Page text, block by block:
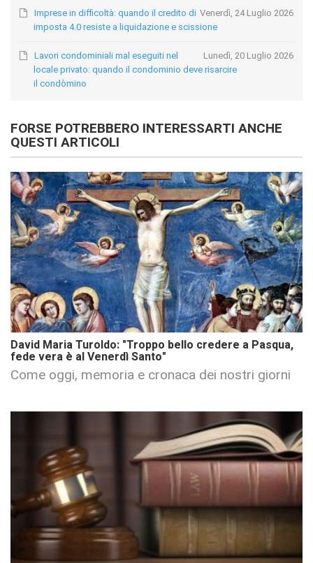
Venerdì, 24 Luglio 2026
Imprese in difficoltà: quando il credito di
imposta 4.0 resiste a liquidazione e scissione
Lunedì, 20 Luglio 2026
Lavori condominiali mal eseguiti nel
locale privato: quando il condominio deve risarcire
il condòmino
FORSE POTREBBERO INTERESSARTI ANCHE
QUESTI ARTICOLI
David Maria Turoldo: "Troppo bello credere a Pasqua,
fede vera è al Venerdì Santo"
Come oggi, memoria e cronaca dei nostri giorni